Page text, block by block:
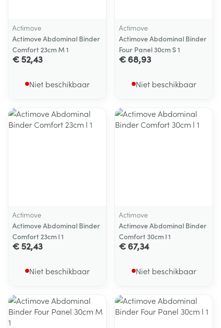
Actimove
Actimove Abdominal Binder
Comfort 23cm M 1
€ 52,43
Niet beschikbaar
Actimove
Actimove Abdominal Binder
Four Panel 30cm S 1
€ 68,93
Niet beschikbaar
Actimove
Actimove Abdominal Binder
Comfort 23cm l 1
€ 52,43
Niet beschikbaar
Actimove
Actimove Abdominal Binder
Comfort 30cm l 1
€ 67,34
Niet beschikbaar